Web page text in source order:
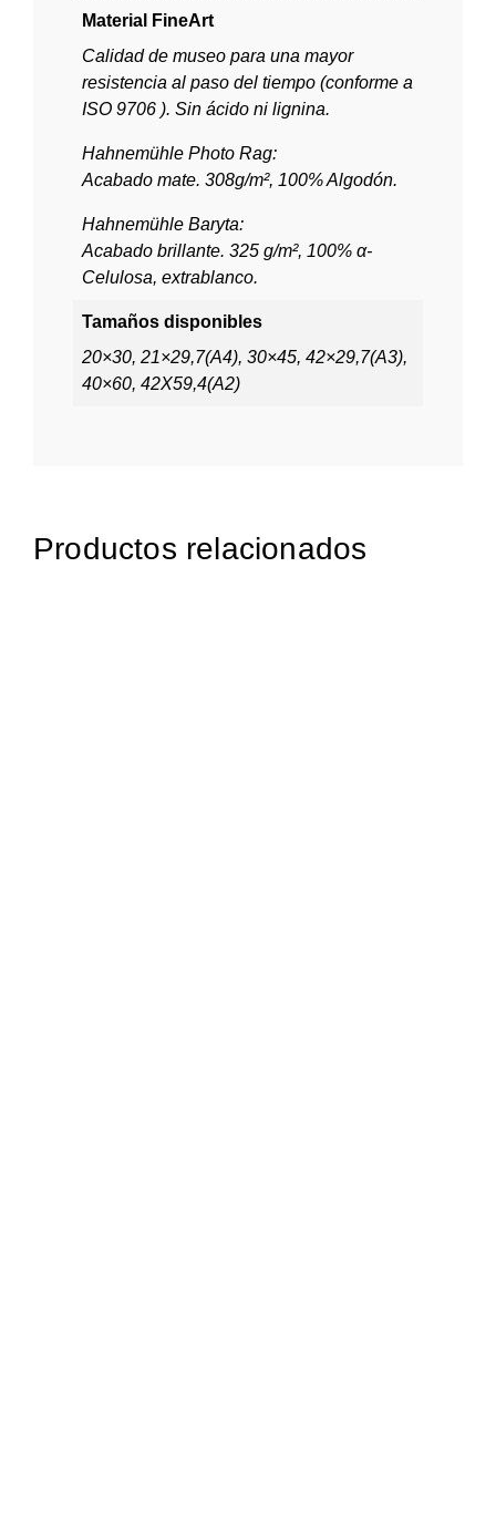
Material FineArt
Calidad de museo para una mayor
resistencia al paso del tiempo (conforme a
ISO 9706 ). Sin ácido ni lignina.
Hahnemühle Photo Rag:
Acabado mate. 308g/m², 100% Algodón.
Hahnemühle Baryta:
Acabado brillante. 325 g/m², 100% α-
Celulosa, extrablanco.
Tamaños disponibles
20×30, 21×29,7(A4), 30×45, 42×29,7(A3),
40×60, 42X59,4(A2)
Productos relacionados